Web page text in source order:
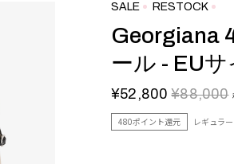
SALE RESTOCK
Georgiana
ール - EU
¥52,800 ¥88,000
480ポイント還元 レギュラ